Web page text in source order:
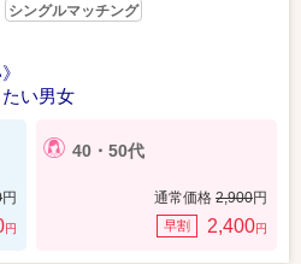
シングルマッチング
い男女
円
円
40・50代
通常価格 2,900円
早割 2,400円